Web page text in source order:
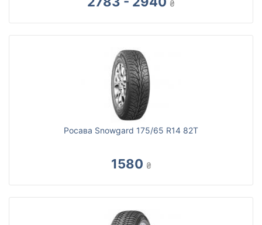
₴
Росава Snowgard 175/65 R14 82T
1580 ₴